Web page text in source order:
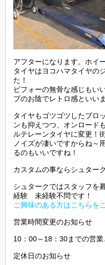
アフターになります。ホイ
タイヤはヨコハマタイヤの
た！
ビフォーの無骨な感じもい
プのお陰でレトロ感といい
タイヤもゴツゴツしたブロ
ンも抑えつつ、オンロード
ルテレーンタイヤに変更！
ノイズが凄いですからね～
るのもいいですね！
カスタムの事ならシュター
シュタークではスタッフを
経験 未経験不問です！
ご興味のある方はこちらを
営業時間変更のお知らせ
10：00～18：30までの営
定休日のお知らせ